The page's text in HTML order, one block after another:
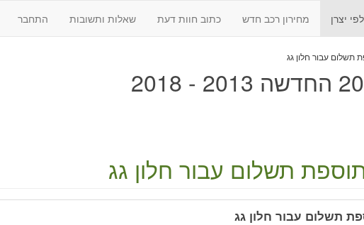
יצרן מחירון רכב חדש כתוב חוות דעת שאלות ותשובות התחבר
תשלום עבור חלון גג
תשלום עבור חלון גג
תשלום עבור חלון גג